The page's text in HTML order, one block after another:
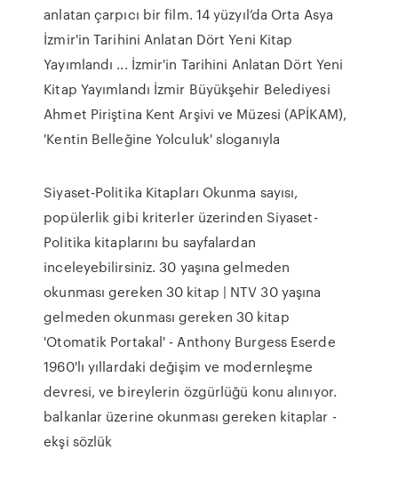
anlatan çarpıcı bir film. 14 yüzyıl’da Orta Asya
İzmir'in Tarihini Anlatan Dört Yeni Kitap
Yayımlandı ... İzmir'in Tarihini Anlatan Dört Yeni
Kitap Yayımlandı İzmir Büyükşehir Belediyesi
Ahmet Piriştina Kent Arşivi ve Müzesi (APİKAM),
'Kentin Belleğine Yolculuk' sloganıyla
Siyaset-Politika Kitapları Okunma sayısı,
popülerlik gibi kriterler üzerinden Siyaset-
Politika kitaplarını bu sayfalardan
inceleyebilirsiniz. 30 yaşına gelmeden
okunması gereken 30 kitap | NTV 30 yaşına
gelmeden okunması gereken 30 kitap
'Otomatik Portakal' - Anthony Burgess Eserde
1960'lı yıllardaki değişim ve modernleşme
devresi, ve bireylerin özgürlüğü konu alınıyor.
balkanlar üzerine okunması gereken kitaplar -
ekşi sözlük